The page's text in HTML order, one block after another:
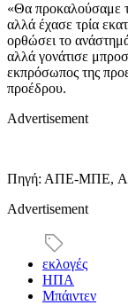
«Θα προκαλούσαμε
αλλά έχασε τρία
ορθώσει το
αλλά γονάτισε
εκπρόσωπος της
προέδρου.
Advertisement
Πηγή: ΑΠΕ-ΜΠΕ,
Advertisement
εκλογές
ΗΠΑ
Μπάιντεν